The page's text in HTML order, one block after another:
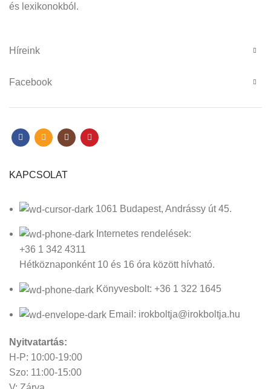
és lexikonokból.
Híreink
Facebook
KAPCSOLAT
1061 Budapest, Andrássy út 45.
Internetes rendelések:
+36 1 342 4311
Hétköznaponként 10 és 16 óra között hívható.
Könyvesbolt: +36 1 322 1645
Email: irokboltja@irokboltja.hu
Nyitvatartás:
H-P: 10:00-19:00
Szo: 11:00-15:00